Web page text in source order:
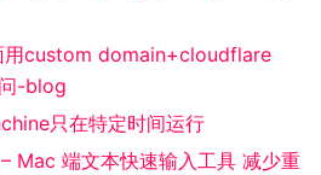
用custom domain+cloudflare
-blog
只在特定时间运行
Mac 端文本快速输入工具 减少重